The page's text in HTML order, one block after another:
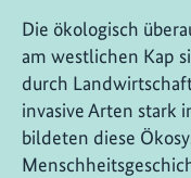
Die ökologisch
am westlichen Kap
durch
invasive Arten stark
bildeten diese